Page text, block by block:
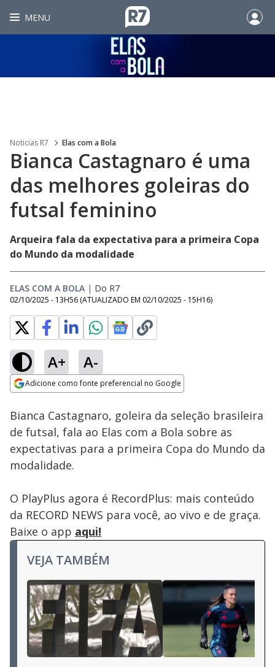
MENU
Noticias R7 Elas com a Bola
Bianca Castagnaro é uma
das melhores goleiras do
futsal feminino
Arqueira fala da expectativa para a primeira Copa
do Mundo da modalidade
ELAS COM A BOLA | Do R7
02/10/2025 - 13H56 (ATUALIZADO EM 02/10/2025 - 15H16)
A+ A-
Adicione como fonte preferencial no Google
Ativar
Loaded:
10.75%
Bianca Castagnaro, goleira da seleção brasileira
de futsal, fala ao Elas com a Bola sobre as
expectativas para a primeira Copa do Mundo da
modalidade.
O PlayPlus agora é RecordPlus: mais conteúdo
da RECORD NEWS para você, ao vivo e de graça.
Baixe o app aqui!
VEJA TAMBÉM